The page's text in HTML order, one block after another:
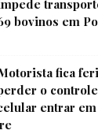
bovinos em
fica
o
entrar